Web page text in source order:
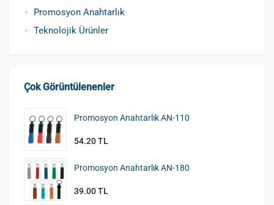
Promosyon Anahtarlık
Teknolojik Ürünler
Çok Görüntülenenler
Promosyon Anahtarlık AN-110
54.20 TL
Promosyon Anahtarlık AN-180
39.00 TL